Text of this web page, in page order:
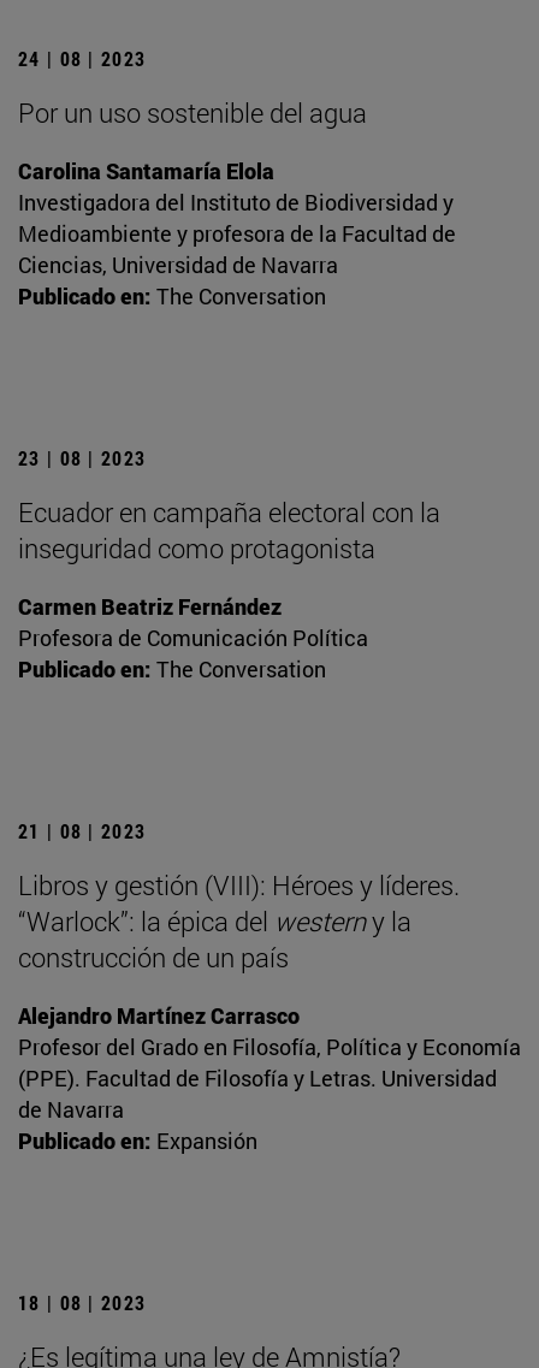
24 | 08 | 2023
Por un uso sostenible del agua
Carolina Santamaría Elola
Investigadora del Instituto de Biodiversidad y
Medioambiente y profesora de la Facultad de
Ciencias, Universidad de Navarra
Publicado en: The Conversation
23 | 08 | 2023
Ecuador en campaña electoral con la
inseguridad como protagonista
Carmen Beatriz Fernández
Profesora de Comunicación Política
Publicado en: The Conversation
21 | 08 | 2023
Libros y gestión (VIII): Héroes y líderes.
“Warlock”: la épica del westerny la
construcción de un país
Alejandro Martínez Carrasco
Profesor del Grado en Filosofía, Política y Economía
(PPE). Facultad de Filosofía y Letras. Universidad
de Navarra
Publicado en: Expansión
18 | 08 | 2023
¿Es legítima una ley de Amnistía?